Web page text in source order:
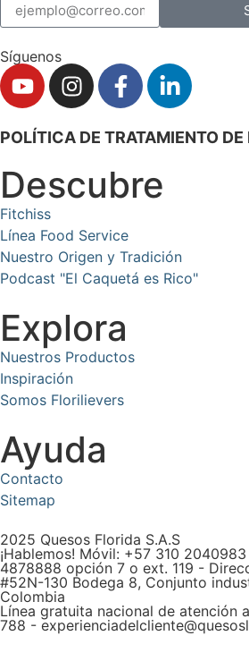
Síguenos
POLÍTICA DE TRATAMIENTO DE
Descubre
Fitchiss
Línea Food Service
Nuestro Origen y Tradición
Podcast "El Caquetá es Rico"
Explora
Nuestros Productos
Inspiración
Somos Florilievers
Ayuda
Contacto
Sitemap
2025 Quesos Florida S.A.S
¡Hablemos! Móvil: +57 310
4878888 opción 7 o ext. 119 -
#52N-130 Bodega 8, Conjunto
Colombia
Línea gratuita nacional de atención
788 -